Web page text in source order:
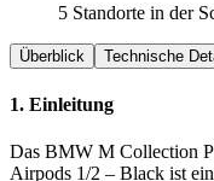
5 Standorte in der
Überblick Technische
1. Einleitung
Das BMW M Collection
Airpods 1/2 – Black ist